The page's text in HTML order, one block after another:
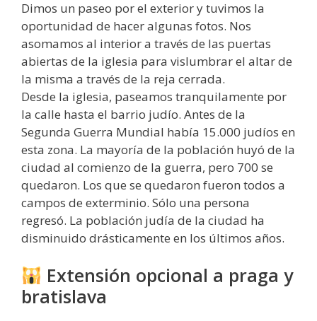
Dimos un paseo por el exterior y tuvimos la
oportunidad de hacer algunas fotos. Nos
asomamos al interior a través de las puertas
abiertas de la iglesia para vislumbrar el altar de
la misma a través de la reja cerrada.
Desde la iglesia, paseamos tranquilamente por
la calle hasta el barrio judío. Antes de la
Segunda Guerra Mundial había 15.000 judíos en
esta zona. La mayoría de la población huyó de la
ciudad al comienzo de la guerra, pero 700 se
quedaron. Los que se quedaron fueron todos a
campos de exterminio. Sólo una persona
regresó. La población judía de la ciudad ha
disminuido drásticamente en los últimos años.
Extensión opcional a praga y
bratislava